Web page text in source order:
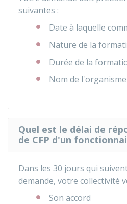
suivantes :
Date à laquelle
Nature de la
Durée de la
Nom de
Quel est le délai de
de CFP d'un
Dans les 30 jours qui
demande, votre collectivité
Son accord